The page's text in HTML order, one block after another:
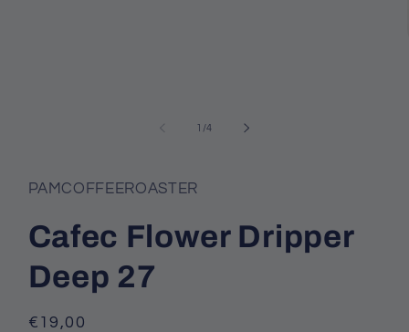
1 /de
4
PAMCOFFEEROASTER
Cafec Flower Dripper
Deep 27
Precio
€19,00